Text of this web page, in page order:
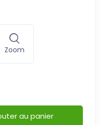
Zoom
au panier